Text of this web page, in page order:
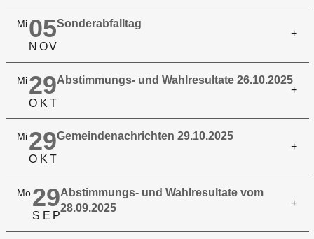
Mi05
N OV
Sonderabfalltag
Mi29
O K T
Abstimmungs- und Wahlresultate 26.10.2025
Mi29
O K T
Gemeindenachrichten 29.10.2025
Mo29
S E P
Abstimmungs- und Wahlresultate vom
28.09.2025